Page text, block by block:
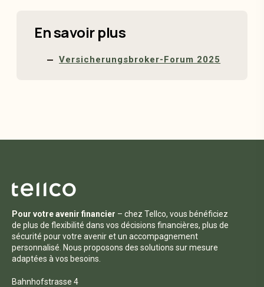
En savoir plus
Versicherungsbroker-Forum 2025
Pour votre avenir financier – chez Tellco, vous bénéficiez
de plus de flexibilité dans vos décisions financières, plus de
sécurité pour votre avenir et un accompagnement
personnalisé. Nous proposons des solutions sur mesure
adaptées à vos besoins.
Bahnhofstrasse 4